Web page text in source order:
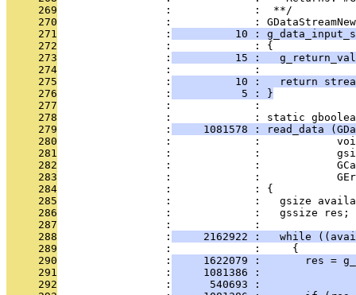
     269
                 :             :  **/
     270
:             :
     271
                 :
10 :
     272
                 :             : {
     273
                 :
15 :
     274
                 :             :
     275
                 :
10 :   return
     276
                 :
           5 : }
     277
                 :             :
     278
:             : static
     279
                 :
1081578 : read_data
     280
:             :
     281
:             :
     282
:             :
     283
:             :
     284
                 :             : {
     285
:             :   gsize
     286
                 :             :   gssize res;
     287
                 :             :
     288
                 :
2162922 :   while
     289
                 :             :     {
     290
                 :
1622079 :       res =
     291
                 :
1081386 :
     292
                 :
540693 :